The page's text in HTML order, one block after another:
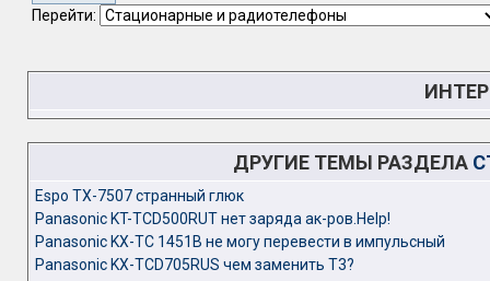
Перейти:
ДРУГИЕ ТЕМЫ РАЗДЕЛА
Espo TX-7507 странный глюк
Panasonic KT-TCD500RUT нет заряда ак-ров.Help!
Panasonic KX-TC 1451B не могу перевести в импульсный
Panasonic KX-TCD705RUS чем заменить Т3?